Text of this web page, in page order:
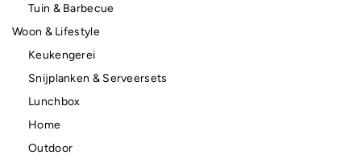
Tuin & Barbecue
Woon & Lifestyle
Keukengerei
Snijplanken & Serveersets
Lunchbox
Home
Outdoor